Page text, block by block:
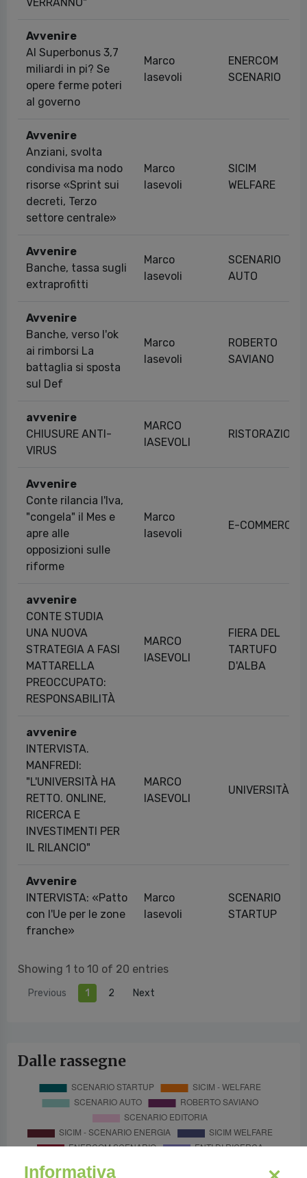
Avvenire
Al Superbonus 3,7
miliardi in pi? Se
opere ferme poteri
al governo
Marco
Iasevoli
ENERCOM
SCENARIO
Avvenire
Anziani, svolta
condivisa ma nodo
risorse «Sprint sui
decreti, Terzo
settore centrale»
Marco
Iasevoli
SICIM
WELFARE
Avvenire
Banche, tassa sugli
extraprofitti
Marco
Iasevoli
SCENARIO
AUTO
Avvenire
Banche, verso l'ok
ai rimborsi La
battaglia si sposta
sul Def
Marco
Iasevoli
ROBERTO
SAVIANO
avvenire
CHIUSURE ANTI-
VIRUS
MARCO
IASEVOLI
RISTORAZIONE
Avvenire
Conte rilancia l'Iva,
"congela" il Mes e
apre alle
opposizioni sulle
riforme
Marco
Iasevoli
E-COMMERCE
avvenire
CONTE STUDIA
UNA NUOVA
STRATEGIA A FASI
MATTARELLA
PREOCCUPATO:
RESPONSABILITÀ
MARCO
IASEVOLI
FIERA DEL
TARTUFO
D'ALBA
avvenire
INTERVISTA.
MANFREDI:
"L'UNIVERSITÀ HA
RETTO. ONLINE,
RICERCA E
INVESTIMENTI PER
IL RILANCIO"
MARCO
IASEVOLI
UNIVERSITÀ
Avvenire
INTERVISTA: «Patto
con l'Ue per le zone
franche»
Marco
Iasevoli
SCENARIO
STARTUP
Showing 1 to 10 of 20 entries
Previous 1 2 Next
Dalle rassegne
Informativa